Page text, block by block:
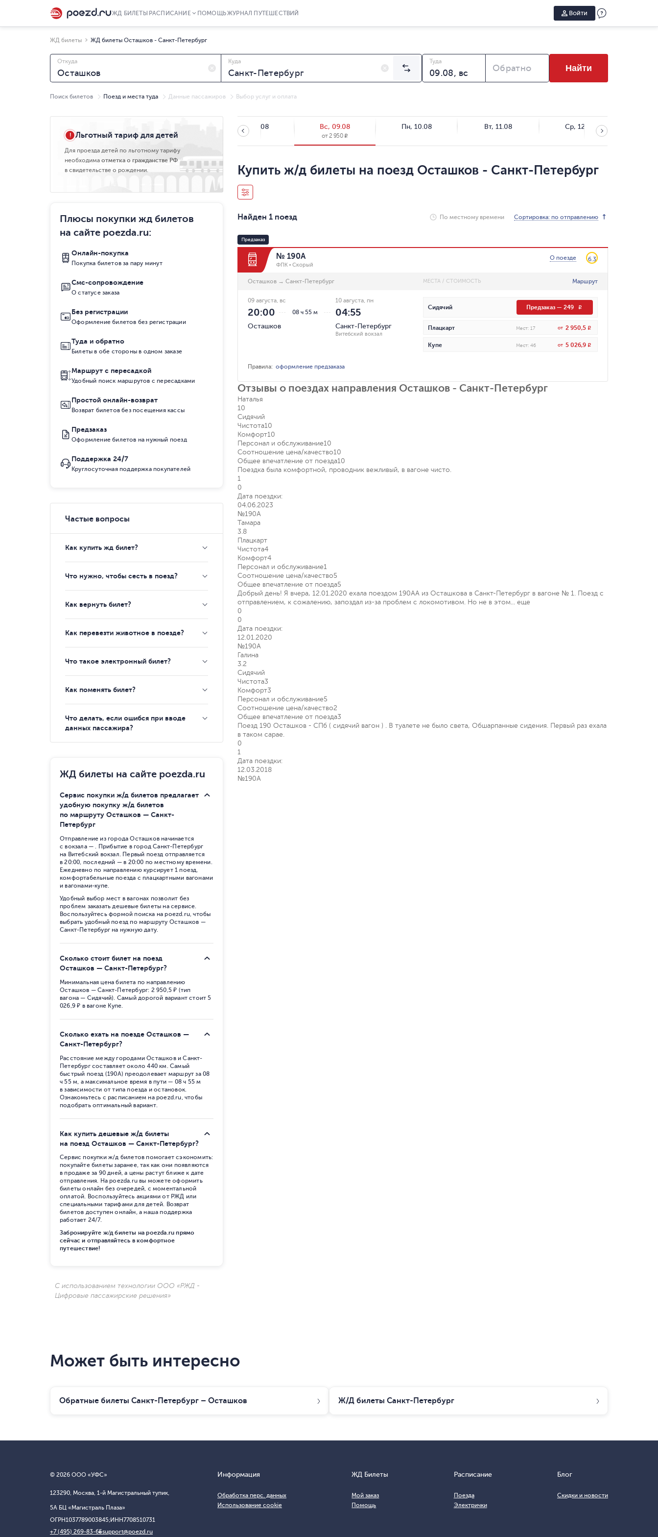
ЖД БИЛЕТЫ РАСПИСАНИЕ ПОМОЩЬЖУРНАЛ ПУТЕШЕСТВИЙ Войти
ЖД билеты ЖД билеты Осташков - Санкт-Петербург
Откуда Куда Туда
Обратно Найти
Поиск билетов Поезд и места туда Данные пассажиров Выбор услуг и оплата
Сб, 08.08 Вс, 09.08
от 2 950 R
Пн, 10.08 Вт, 11.08 Ср, 12.08
Купить ж/д билеты на поезд Осташков - Санкт-Петербург
Найден 1 поезд По местному времени Сортировка: по отправлению
Предзаказ
№ 190А
ФПК Скорый
О поезде 6.3
Осташков → Санкт-Петербург МЕСТА / СТОИМОСТЬ Маршрут
08 ч 55 м
09 августа, вс
20:00
Осташков
10 августа, пн
04:55
Санкт-Петербург
Витебский вокзал
Сидячий Предзаказ— 249 R
Плацкарт Мест: 17 от 2 950,5 R
Купе Мест: 46 от 5 026,9 R
Правила:оформление предзаказа
Отзывы о поездах направления Осташков - Санкт-Петербург
Наталья
10
Сидячий
Чистота10
Комфорт10
Персонал и обслуживание10
Соотношение цена/качество10
Общее впечатление от поезда10
Поездка была комфортной, проводник вежливый, в вагоне чисто.
1
0
Дата поездки:
04.06.2023
№190А
Тамара
3.8
Плацкарт
Чистота4
Комфорт4
Персонал и обслуживание1
Соотношение цена/качество5
Общее впечатление от поезда5
Добрый день! Я вчера, 12.01.2020 ехала поездом 190АА из Осташкова в Санкт-Петербург в вагоне № 1. Поезд с
отправлением, к сожалению, запоздал из-за проблем с локомотивом. Но не в этом...еще
0
0
Дата поездки:
12.01.2020
№190А
Галина
3.2
Сидячий
Чистота3
Комфорт3
Персонал и обслуживание5
Соотношение цена/качество2
Общее впечатление от поезда3
Поезд 190 Осташков - СПб ( сидячий вагон ) . В туалете не было света, Обшарпанные сидения. Первый раз ехала
в таком сарае.
0
1
Дата поездки:
12.03.2018
№190А
Льготный тариф для детей
Для проезда детей по льготному тарифу
необходима отметка о гражданстве РФ
в свидетельстве о рождении.
Плюсы покупки жд билетов
на сайте poezda.ru:
Онлайн-покупка
Покупка билетов за пару минут
Смс-сопровождение
О статусе заказа
Без регистрации
Оформление билетов без регистрации
Туда и обратно
Билеты в обе стороны в одном заказе
Маршрут с пересадкой
Удобный поиск маршрутов с пересадками
Простой онлайн-возврат
Возврат билетов без посещения кассы
Предзаказ
Оформление билетов на нужный поезд
Поддержка 24/7
Круглосуточная поддержка покупателей
Частые вопросы
Как купить жд билет?
Что нужно, чтобы сесть в поезд?
Как вернуть билет?
Как перевезти животное в поезде?
Что такое электронный билет?
Как поменять билет?
Что делать, если ошибся при вводе
данных пассажира?
ЖД билеты на сайте poezda.ru
Сервис покупки ж/д билетов предлагает
удобную покупку ж/д билетов
по маршруту Осташков — Санкт-
Петербург
Отправление из города Осташков начинается
с вокзала — . Прибытие в город Санкт-Петербург
на Витебский вокзал. Первый поезд отправляется
в 20:00, последний — в 20:00 по местному времени.
Ежедневно по направлению курсирует 1 поезд,
комфортабельные поезда с плацкартными вагонами
и вагонами-купе.
Удобный выбор мест в вагонах позволит без
проблем заказать дешевые билеты на сервисе.
Воспользуйтесь формой поиска на poezd.ru, чтобы
выбрать удобный поезд по маршруту Осташков —
Санкт-Петербург на нужную дату.
Сколько стоит билет на поезд
Осташков — Санкт-Петербург?
Минимальная цена билета по направлению
Осташков — Санкт-Петербург: 2 950,5 ₽ (тип
вагона — Сидячий). Самый дорогой вариант стоит 5
026,9 ₽ в вагоне Купе.
Сколько ехать на поезде Осташков —
Санкт-Петербург?
Расстояние между городами Осташков и Санкт-
Петербург составляет около 440 км. Самый
быстрый поезд (190А) преодолевает маршрут за 08
ч 55 м, а максимальное время в пути — 08 ч 55 м
в зависимости от типа поезда и остановок.
Ознакомьтесь с расписанием на poezd.ru, чтобы
подобрать оптимальный вариант.
Как купить дешевые ж/д билеты
на поезд Осташков — Санкт-Петербург?
Сервис покупки ж/д билетов помогает сэкономить:
покупайте билеты заранее, так как они появляются
в продаже за 90 дней, а цены растут ближе к дате
отправления. На poezda.ru вы можете оформить
билеты онлайн без очередей, с моментальной
оплатой. Воспользуйтесь акциями от РЖД или
специальными тарифами для детей. Возврат
билетов доступен онлайн, а наша поддержка
работает 24/7.
Забронируйте ж/д билеты на poezda.ru прямо
сейчас и отправляйтесь в комфортное
путешествие!
С использованием технологии ООО «РЖД -
Цифровые пассажирские решения»
Может быть интересно
Обратные билеты Санкт-Петербург – Осташков Ж/Д билеты Санкт-Петербург
© 2026 ООО «УФС»
123290, Москва, 1-й Магистральный тупик,
5А БЦ «Магистраль Плаза»
ОГРН1037789003845;ИНН7708510731
+7 (495) 269-83-65support@poezd.ru
Информация
Обработка перс. данных
Использование cookie
ЖД Билеты
Мой заказ
Помощь
Расписание
Поезда
Электрички
Блог
Скидки и новости